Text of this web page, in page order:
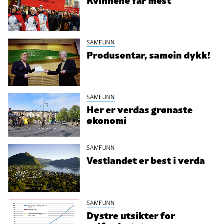
SAMFUNN
Produsentar, samein dykk!
SAMFUNN
Her er verdas grønaste
økonomi
SAMFUNN
Vestlandet er best i verda
SAMFUNN
Dystre utsikter for